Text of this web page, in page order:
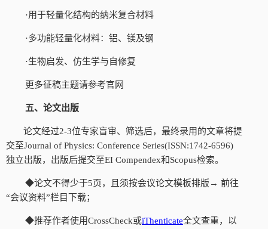
·用于轻量化结构的纳米复合材料
·多功能轻量化材料：铝、镁及钢
·生物启发、仿生学与自修复
更多征稿主题请参考官网
五、论文出版
论文经过2-3位专家盲审、筛选后，最终录用的文章将提
交至Journal of Physics: Conference Series(ISSN:1742-6596)
独立出版，出版后提交至EI Compendex和Scopus检索。
◆论文不得少于5页，且须按会议论文模板排版→ 前往
“会议资料”栏目下载；
◆推荐作者使用CrossCheck或iThenticate全文查重，以